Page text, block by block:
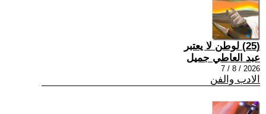
(25) لوطن لا يعتبر
عبد العاطي جميل
2026 / 8 / 7
الادب والفن